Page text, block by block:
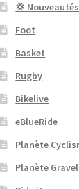
💢 Nouveautés
Foot
Basket
Rugby
Bikelive
eBlueRide
Planète
Planète Gravel